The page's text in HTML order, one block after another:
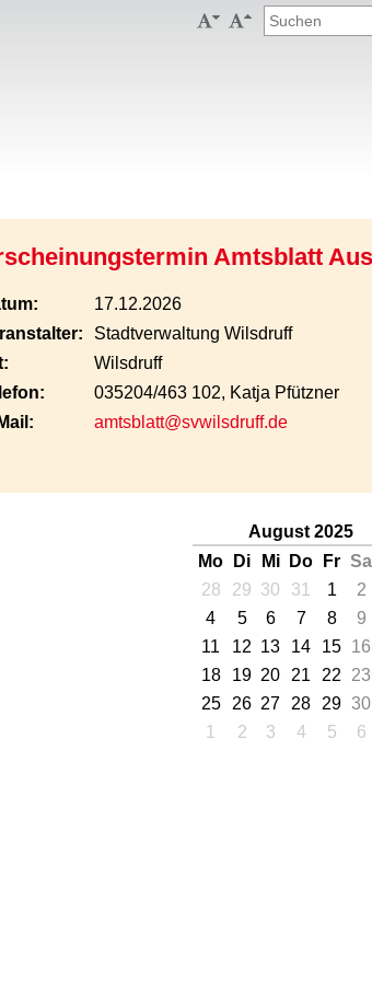
 
Amtsblatt
17.12.2026
Stadtverwaltung Wilsdruff
Wilsdruff
035204/463 102, Katja Pfützner
amtsblatt@svwilsdruff.de
August 2025
Mo
Di Mi Do Fr Sa
28
29 30 31 1 2
4
5 6 7 8 9
11
12 13 14 15 16
18
19 20 21 22 23
25
26 27 28 29 30
1
2 3 4 5 6